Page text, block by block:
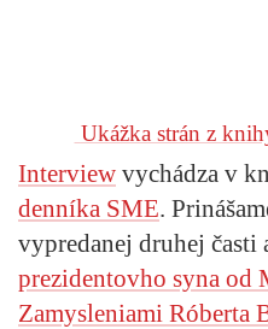
Ukážka strán z
Interview vychádza v
denníka SME.
vypredanej druhej časti
prezidentovho syna od
Zamysleniami Róberta